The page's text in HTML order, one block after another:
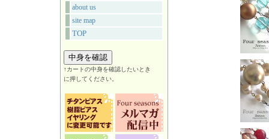
about us
site map
TOP
↑カートの中身を確認したいとき
に押してください。